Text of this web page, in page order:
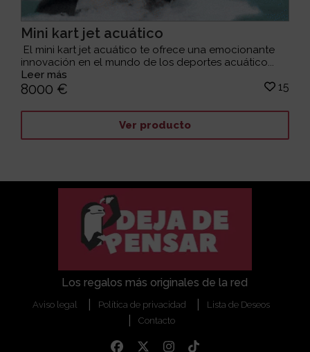
Mini kart jet acuático
El mini kart jet acuático te ofrece una emocionante
innovación en el mundo de los deportes acuático...
Leer más
8000 € 15
Ver producto
Los regalos más originales de la red
Aviso legal Política de privacidad
Lista de Deseos
Contacto